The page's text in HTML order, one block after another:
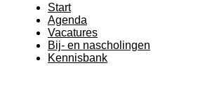
Start
Agenda
Vacatures
Bij- en nascholingen
Kennisbank